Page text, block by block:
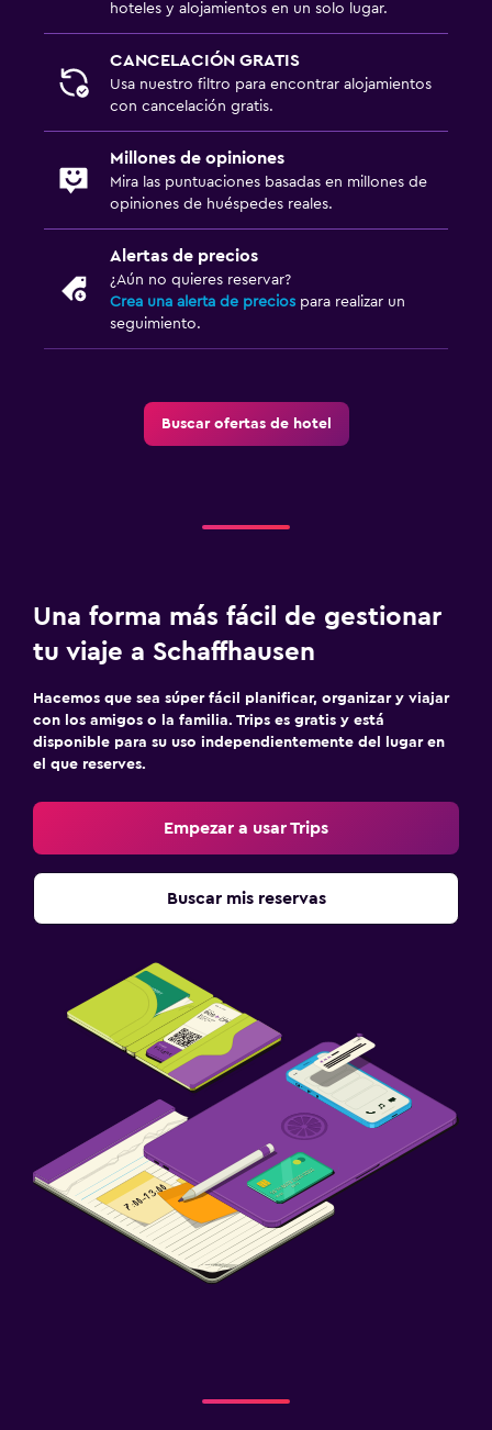
hoteles y alojamientos en un solo lugar.
CANCELACIÓN GRATIS
Usa nuestro filtro para encontrar alojamientos
con cancelación gratis.
Millones de opiniones
Mira las puntuaciones basadas en millones de
opiniones de huéspedes reales.
Alertas de precios
¿Aún no quieres reservar?
Crea una alerta de precios para realizar un
seguimiento.
Buscar ofertas de hotel
Una forma más fácil de gestionar
tu viaje a Schaffhausen
Hacemos que sea súper fácil planificar, organizar y viajar
con los amigos o la familia. Trips es gratis y está
disponible para su uso independientemente del lugar en
el que reserves.
Empezar a usar Trips
Buscar mis reservas